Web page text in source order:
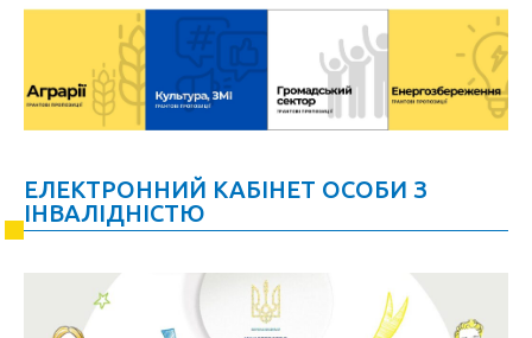
ЕЛЕКТРОННИЙ КАБІНЕТ ОСОБИ З
ІНВАЛІДНІСТЮ